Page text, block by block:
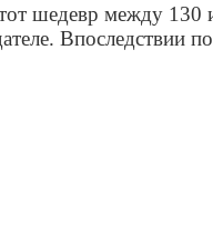
шедевр между
Впоследствии